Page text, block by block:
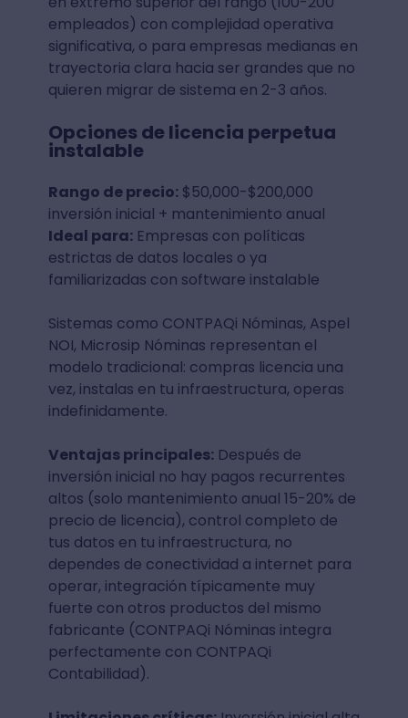
empleados) con complejidad operativa
significativa, o para empresas medianas en
trayectoria clara hacia ser grandes que no
quieren migrar de sistema en 2-3 años.
Opciones de licencia perpetua
instalable
Rango de precio:$50,000-$200,000
inversión inicial + mantenimiento anual
Ideal para:Empresas con políticas
estrictas de datos locales o ya
familiarizadas con software instalable
Sistemas como CONTPAQi Nóminas, Aspel
NOI, Microsip Nóminas representan el
modelo tradicional: compras licencia una
vez, instalas en tu infraestructura, operas
indefinidamente.
Ventajas principales:Después de
inversión inicial no hay pagos recurrentes
altos (solo mantenimiento anual 15-20% de
precio de licencia), control completo de
tus datos en tu infraestructura, no
dependes de conectividad a internet para
operar, integración típicamente muy
fuerte con otros productos del mismo
fabricante (CONTPAQi Nóminas integra
perfectamente con CONTPAQi
Contabilidad).